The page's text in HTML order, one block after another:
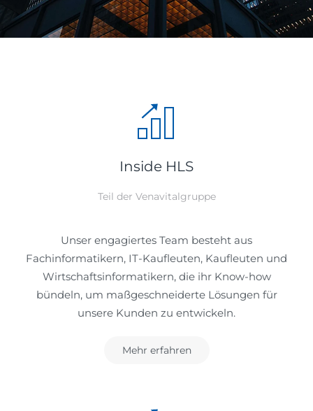
Inside HLS
Teil der Venavitalgruppe
Unser engagiertes Team besteht aus
Fachinformatikern, IT-Kaufleuten, Kaufleuten und
Wirtschaftsinformatikern, die ihr Know-how
bündeln, um maßgeschneiderte Lösungen für
unsere Kunden zu entwickeln.
Mehr erfahren